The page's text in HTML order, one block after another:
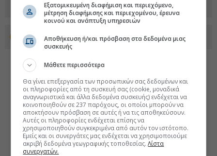
Προσθέστε το euro2day.gr στο Discover
Εξατομικευμένη διαφήμιση και περιεχόμενο,
μέτρηση διαφήμισης και περιεχομένου, έρευνα
κοινού και ανάπτυξη υπηρεσιών
Αποθήκευση ή/και πρόσβαση στα δεδομένα μιας
συσκευής
Μάθετε περισσότερα
Θα γίνει επεξεργασία των προσωπικών σας δεδομένων και
οι πληροφορίες από τη συσκευή σας (cookie, μοναδικά
αναγνωριστικά και άλλα δεδομένα συσκευής) ενδέχεται να
κοινοποιηθούν σε 237 παρόχους, οι οποίοι μπορούν να
αποκτήσουν πρόσβαση σε αυτές ή να τις αποθηκεύσουν.
Αυτές οι πληροφορίες ενδέχεται επίσης να
χρησιμοποιηθούν συγκεκριμένα από αυτόν τον ιστότοπο.
Εμείς και οι συνεργάτες μας ενδέχεται να χρησιμοποιούμε
ακριβή δεδομένα γεωγραφικής τοποθεσίας.Λίστα
συνεργατών.